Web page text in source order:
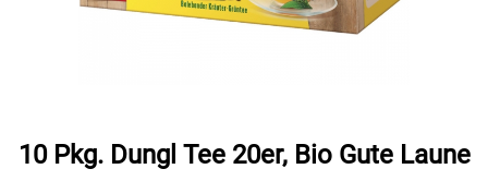
Zubehör
Cateringzubehör
10 Pkg. Dungl Tee 20er, Bio Gute Laune